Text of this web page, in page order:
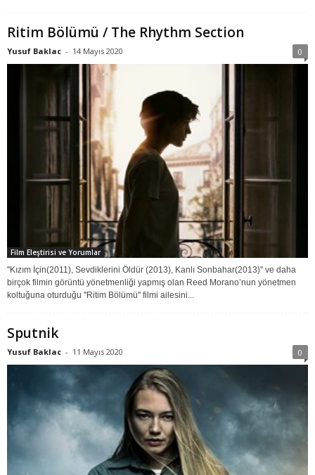
Ritim Bölümü / The Rhythm Section
Yusuf Baklac - 14 Mayıs 2020 0
Film Eleştirisi ve Yorumlar
''Kızım İçin(2011), Sevdiklerini Öldür (2013), Kanlı Sonbahar(2013)'' ve daha
birçok filmin görüntü yönetmenliği yapmış olan Reed Morano’nun yönetmen
koltuğuna oturduğu ''Ritim Bölümü'' filmi ailesini...
Sputnik
Yusuf Baklac - 11 Mayıs 2020 0